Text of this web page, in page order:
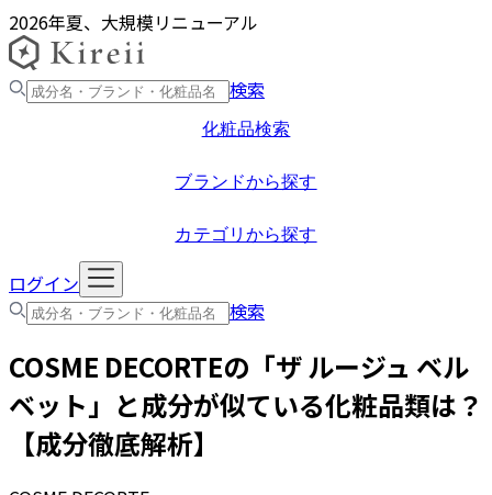
2026年夏、大規模リニューアル
検索
化粧品検索
ブランドから探す
カテゴリから探す
ログイン
検索
COSME DECORTEの「ザ ルージュ ベル
ベット 」と成分が似ている化粧品類は？
【成分徹底解析】